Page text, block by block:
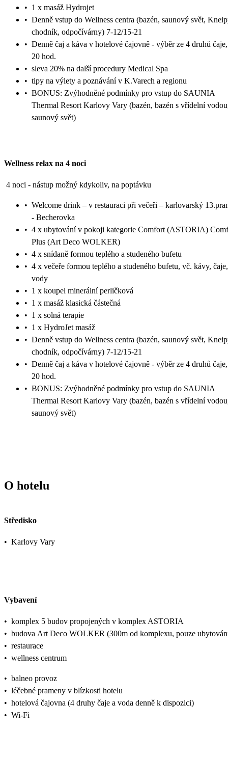
• 1 x masáž Hydrojet
• Denně vstup do Wellness centra (bazén, saunový svět,
chodník, odpočívárny) 7-12/15-21
• Denně čaj a káva v hotelové čajovně - výběr ze 4 druhů
20 hod.
• sleva 20% na další procedury Medical Spa
• tipy na výlety a poznávání v K.Varech a regionu
• BONUS: Zvýhodněné podmínky pro vstup do SAUNIA
Thermal Resort Karlovy Vary (bazén, bazén s vřídelní
saunový svět)
Wellness relax na 4 noci
4 noci - nástup možný kdykoliv, na poptávku
• Welcome drink – v restauraci při večeři – karlovarský
- Becherovka
• 4 x ubytování v pokoji kategorie Comfort (ASTORIA)
Plus (Art Deco WOLKER)
• 4 x snídaně formou teplého a studeného bufetu
• 4 x večeře formou teplého a studeného bufetu, vč. kávy, čaje,
vody
• 1 x koupel minerální perličková
• 1 x masáž klasická částečná
• 1 x solná terapie
• 1 x HydroJet masáž
• Denně vstup do Wellness centra (bazén, saunový svět,
chodník, odpočívárny) 7-12/15-21
• Denně čaj a káva v hotelové čajovně - výběr ze 4 druhů
20 hod.
• BONUS: Zvýhodněné podmínky pro vstup do SAUNIA
Thermal Resort Karlovy Vary (bazén, bazén s vřídelní
saunový svět)
O hotelu
Středisko
• Karlovy Vary
Vybavení
• komplex 5 budov propojených v komplex ASTORIA
• budova Art Deco WOLKER (300m od komplexu, pouze
• restaurace
• wellness centrum
• balneo provoz
• léčebné prameny v blízkosti hotelu
• hotelová čajovna (4 druhy čaje a voda denně k dispozici)
• Wi-Fi